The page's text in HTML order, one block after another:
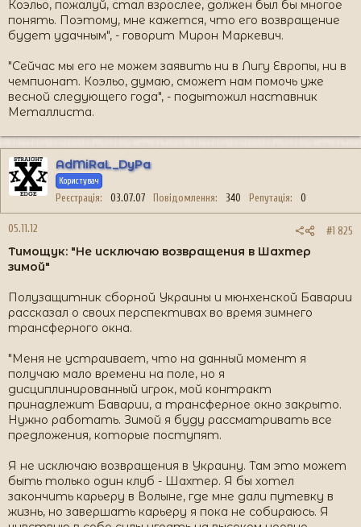
Коэльо, пожалуй, стал взрослее, должен был бы многое
понять. Поэтому, мне кажется, что его возвращение
будет удачным", - говорит Мирон Маркевич.
"Сейчас мы его не можем заявить ни в Лигу Европы, ни в
чемпионат. Коэльо, думаю, сможет нам помочь уже
весной следующего года", - подытожил наставник
Металлиста.
AdMiRaL_DyPa
Користувач
Реєстрація 03.07.07 Повідомлення 340 Репутація 0
05.11.12 #1 825
Тимощук: "Не исключаю возвращения в Шахтер
зимой"
Полузащитник сборной Украины и мюнхенской Баварии
рассказал о своих перспективах во время зимнего
трансферного окна.
"Меня не устраивает, что на данный момент я
получаю мало времени на поле, но я
дисциплинированный игрок, мой контракт
принадлежит Баварии, а трансферное окно закрыто.
Нужно работать. Зимой я буду рассматривать все
предложения, которые поступят.
Я не исключаю возвращения в Украину. Там это может
быть только один клуб - Шахтер. Я бы хотел
закончить карьеру в Волыне, где мне дали путевку в
жизнь, но завершать карьеру я пока не собираюсь. Я